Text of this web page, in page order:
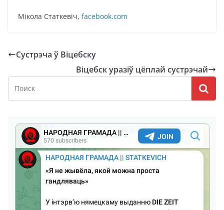
Мікола Статкевіч, facebook.com
Сустрэча ў Віцебску
Віцебск уразіў цёплай сустрэчай